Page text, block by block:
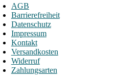
AGB
Barrierefreiheit
Datenschutz
Impressum
Kontakt
Versandkosten
Widerruf
Zahlungsarten